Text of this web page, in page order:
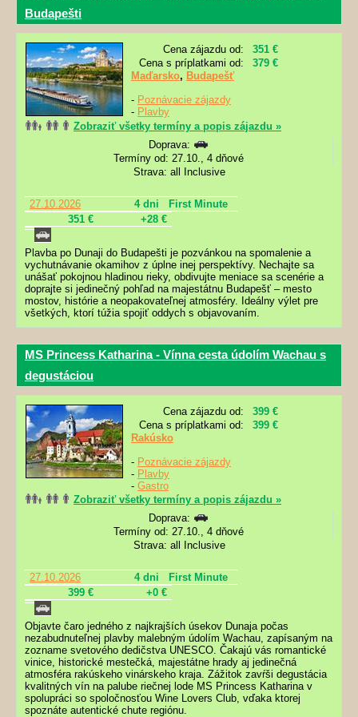
Budapešti
Cena zájazdu od:
351 €
Cena s príplatkami od:
379 €
Maďarsko, Budapešť
- Poznávacie zájazdy
- Plavby
Zobraziť všetky termíny a popis zájazdu »
Doprava:
Termíny od: 27.10., 4 dňové
Strava: all Inclusive
27.10.2026 4 dni
First Minute
351 €
+28 €
Plavba po Dunaji do Budapešti je pozvánkou na spomalenie a
vychutnávanie okamihov z úplne inej perspektívy. Nechajte sa
unášať pokojnou hladinou rieky, obdivujte meniace sa scenérie a
doprajte si jedinečný pohľad na majestátnu Budapešť – mesto
mostov, histórie a neopakovateľnej atmosféry. Ideálny výlet pre
všetkých, ktorí túžia spojiť oddych s objavovaním.
MS Princess Katharina - Vínna cesta údolím Wachau s
degustáciou
Cena zájazdu od:
399 €
Cena s príplatkami od:
399 €
Rakúsko
- Poznávacie zájazdy
- Plavby
- Gastro
Zobraziť všetky termíny a popis zájazdu »
Doprava:
Termíny od: 27.10., 4 dňové
Strava: all Inclusive
27.10.2026 4 dni
First Minute
399 €
+0 €
Objavte čaro jedného z najkrajších úsekov Dunaja počas
nezabudnuteľnej plavby malebným údolím Wachau, zapísaným na
zozname svetového dedičstva UNESCO. Čakajú vás romantické
vinice, historické mestečká, majestátne hrady aj jedinečná
atmosféra rakúskeho vinárskeho kraja. Zážitok zavŕši degustácia
kvalitných vín na palube riečnej lode MS Princess Katharina v
spolupráci so spoločnosťou Wine Lovers Club, vďaka ktorej
spoznáte autentické chute regiónu.